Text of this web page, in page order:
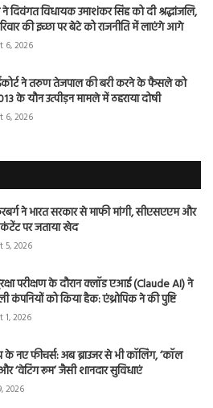
ने दिवंगत विधायक उमाशंकर सिंह को दी श्रद्धांजलि,
की इच्छा पर बेटे को राजनीति में लाएंगे आगे
6, 2026
ने तरुण तेजपाल की बरी करने के फैसले को
के यौन उत्पीड़न मामले में ठहराया दोषी
6, 2026
ने भारत सरकार से माफी मांगी, सीएसएएम और
पर जताया खेद
5, 2026
परीक्षण के दौरान क्लॉड एआई (Claude AI) ने
कंपनियों को किया हैक: एंथ्रोपिक ने की पुष्टि
1, 2026
के नए फीचर्स: अब ब्राउजर से भी कॉलिंग, ‘कॉल
‘वेटिंग रूम’ जैसी शानदार सुविधाएं
2026